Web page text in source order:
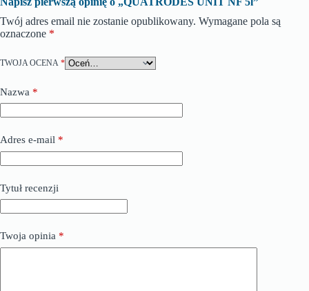
Twój adres email nie zostanie opublikowany. Wymagane pola są
oznaczone *
TWOJA OCENA *
Nazwa *
Adres e-mail *
Tytuł recenzji
Twoja opinia *